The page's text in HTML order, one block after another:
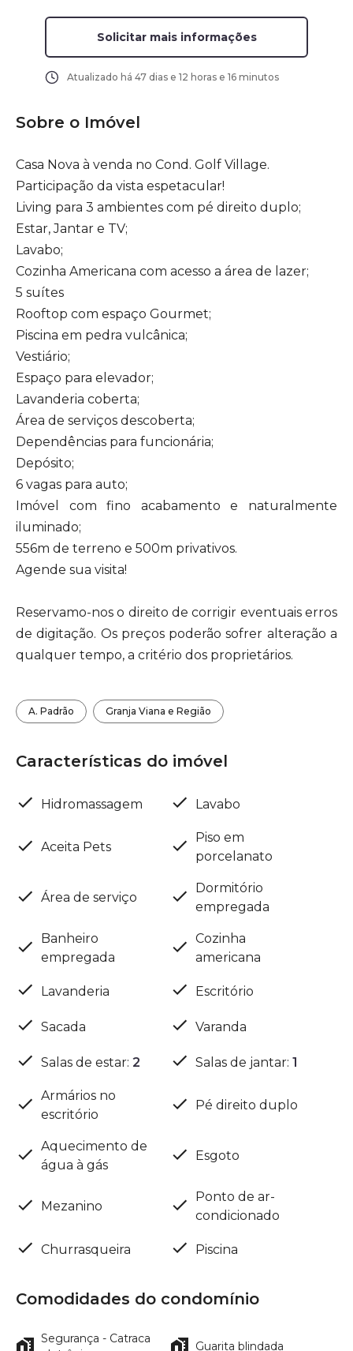
Solicitar mais informações
Atualizado há 47 dias e 12 horas e 16 minutos
Sobre o Imóvel
Casa Nova à venda no Cond. Golf Village.
Participação da vista espetacular!
Living para 3 ambientes com pé direito duplo;
Estar, Jantar e TV;
Lavabo;
Cozinha Americana com acesso a área de lazer;
5 suítes
Rooftop com espaço Gourmet;
Piscina em pedra vulcânica;
Vestiário;
Espaço para elevador;
Lavanderia coberta;
Área de serviços descoberta;
Dependências para funcionária;
Depósito;
6 vagas para auto;
Imóvel com fino acabamento e naturalmente
iluminado;
556m de terreno e 500m privativos.
Agende sua visita!
Reservamo-nos o direito de corrigir eventuais erros
de digitação. Os preços poderão sofrer alteração a
qualquer tempo, a critério dos proprietários.
A. Padrão Granja Viana e Região
Características do imóvel
Hidromassagem Lavabo
Aceita Pets
Piso em
porcelanato
Área de serviço
Dormitório
empregada
Banheiro
empregada
Cozinha
americana
Lavanderia Escritório
Sacada Varanda
Salas de estar: 2 Salas de jantar: 1
Armários no
escritório
Pé direito duplo
Aquecimento de
água à gás
Esgoto
Mezanino
Ponto de ar-
condicionado
Churrasqueira Piscina
Comodidades do condomínio
Segurança - Catraca
Guarita blindada